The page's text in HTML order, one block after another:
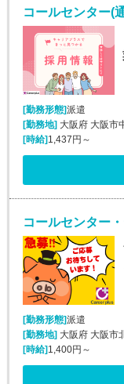
[勤務形態]派遣
[勤務地] 大阪府 大阪市
[時給] 1,437円～
[勤務形態]派遣
[勤務地]大阪府 大阪市
[時給]1,400円～